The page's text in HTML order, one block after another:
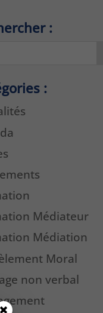
:
:
Médiateur
Médiation
Moral
non verbal